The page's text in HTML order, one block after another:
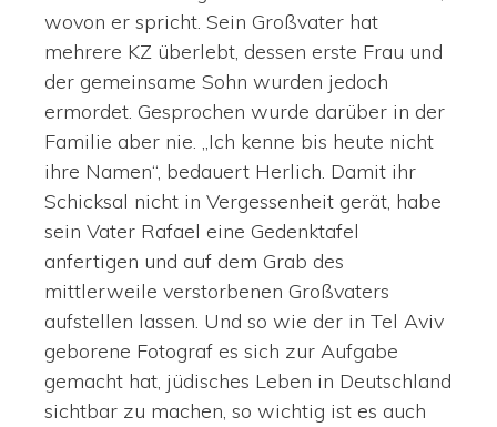
wovon er spricht. Sein Großvater hat
mehrere KZ überlebt, dessen erste Frau und
der gemeinsame Sohn wurden jedoch
ermordet. Gesprochen wurde darüber in der
Familie aber nie. „Ich kenne bis heute nicht
ihre Namen“, bedauert Herlich. Damit ihr
Schicksal nicht in Vergessenheit gerät, habe
sein Vater Rafael eine Gedenktafel
anfertigen und auf dem Grab des
mittlerweile verstorbenen Großvaters
aufstellen lassen. Und so wie der in Tel Aviv
geborene Fotograf es sich zur Aufgabe
gemacht hat, jüdisches Leben in Deutschland
sichtbar zu machen, so wichtig ist es auch